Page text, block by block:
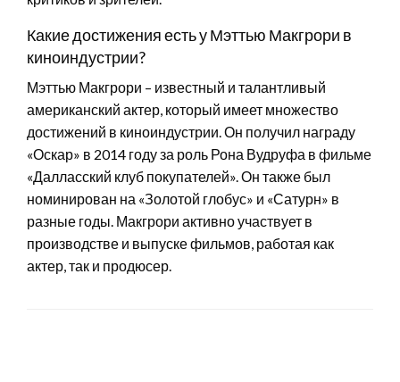
Какие достижения есть у Мэттью Макгрори в
киноиндустрии?
Мэттью Макгрори – известный и талантливый
американский актер, который имеет множество
достижений в киноиндустрии. Он получил награду
«Оскар» в 2014 году за роль Рона Вудруфа в фильме
«Далласский клуб покупателей». Он также был
номинирован на «Золотой глобус» и «Сатурн» в
разные годы. Макгрори активно участвует в
производстве и выпуске фильмов, работая как
актер, так и продюсер.